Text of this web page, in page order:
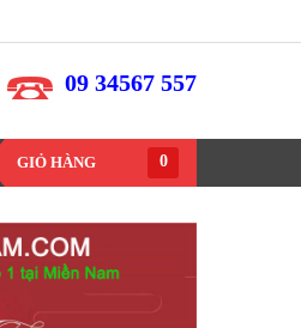
09 34567 557
GIỎ HÀNG 0